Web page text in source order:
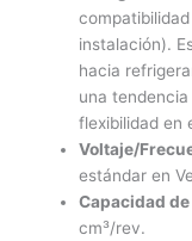
instalación).
hacia
una
flexibilidad en
Voltaje/
estándar en
Capacidad
cm³/rev.